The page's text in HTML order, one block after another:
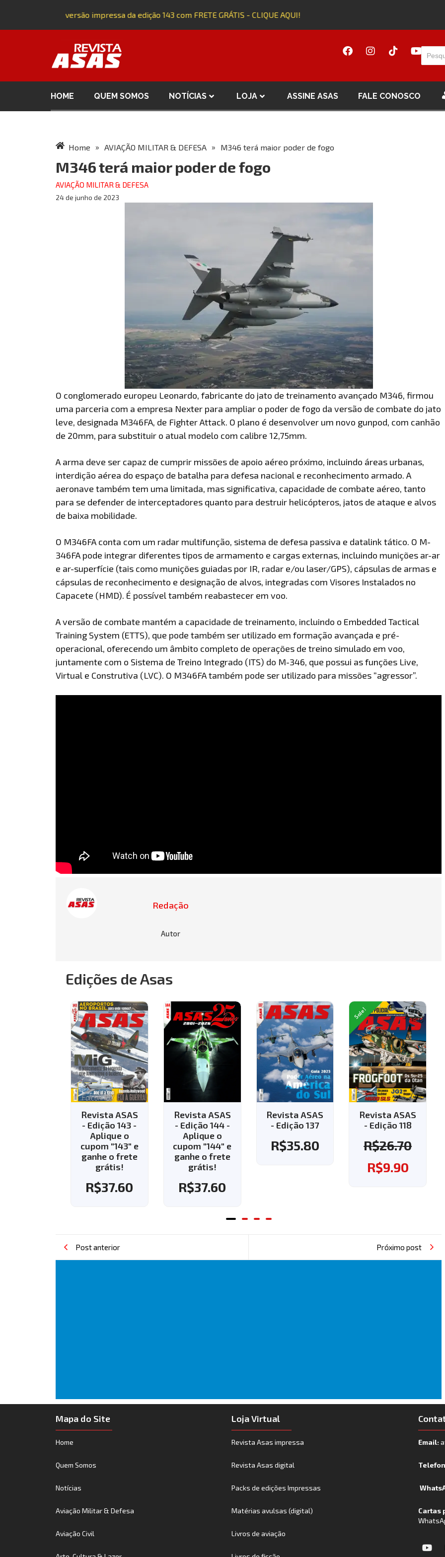
Adquira a versão impressa da edição 143 com FRETE GRÁTIS - CLIQUE AQUI!
HOME QUEM SOMOS NOTÍCIAS LOJA ASSINE ASAS FALE CONOSCO
Home » AVIAÇÃO MILITAR & DEFESA » M346 terá maior poder de fogo
M346 terá maior poder de fogo
AVIAÇÃO MILITAR & DEFESA
24 de junho de 2023
O conglomerado europeu Leonardo, fabricante do jato de treinamento avançado M346, firmou
uma parceria com a empresa Nexter para ampliar o poder de fogo da versão de combate do jato
leve, designada M346FA, de Fighter Attack. O plano é desenvolver um novo gunpod, com canhão
de 20mm, para substituir o atual modelo com calibre 12,75mm.
A arma deve ser capaz de cumprir missões de apoio aéreo próximo, incluindo áreas urbanas,
interdição aérea do espaço de batalha para defesa nacional e reconhecimento armado. A
aeronave também tem uma limitada, mas significativa, capacidade de combate aéreo, tanto
para se defender de interceptadores quanto para destruir helicópteros, jatos de ataque e alvos
de baixa mobilidade.
O M346FA conta com um radar multifunção, sistema de defesa passiva e datalink tático. O M-
346FA pode integrar diferentes tipos de armamento e cargas externas, incluindo munições ar-ar
e ar-superfície (tais como munições guiadas por IR, radar e/ou laser/GPS), cápsulas de armas e
cápsulas de reconhecimento e designação de alvos, integradas com Visores Instalados no
Capacete (HMD). É possível também reabastecer em voo.
A versão de combate mantém a capacidade de treinamento, incluindo o Embedded Tactical
Training System (ETTS), que pode também ser utilizado em formação avançada e pré-
operacional, oferecendo um âmbito completo de operações de treino simulado em voo,
juntamente com o Sistema de Treino Integrado (ITS) do M-346, que possui as funções Live,
Virtual e Construtiva (LVC). O M346FA também pode ser utilizado para missões “agressor”.
Redação
Autor
Edições de Asas
Revista ASAS
- Edição 144 -
Aplique o
cupom "144" e
ganhe o frete
grátis!
R$37.60
Revista ASAS
- Edição 137
R$35.80
Sale!
Revista ASAS
- Edição 118
R$26.70
Revista ASAS
- Edição 143 -
cupom "143" e
grátis!
Post anterior Próximo post
Mapa do Site
Home
Quem Somos
Notícias
Aviação Militar & Defesa
Aviação Civil
Loja Virtual
Revista Asas impressa
Revista Asas digital
Packs de edições Impressas
Matérias avulsas (digital)
Livros de aviação
Email:
Cartas